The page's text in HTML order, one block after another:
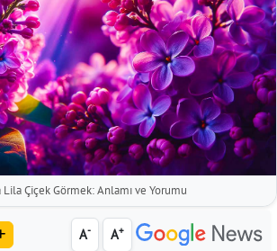
Lila Çiçek Görmek: Anlamı ve Yorumu
A- A+